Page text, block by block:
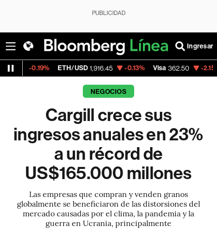
PUBLICIDAD
Ingresar
ETH/USD 1,916.45 -0.13% Visa 362.50 -2.15%
NEGOCIOS
Cargill crece sus
ingresos anuales en 23%
a un récord de
US$165.000 millones
Las empresas que compran y venden granos
globalmente se beneficiaron de las distorsiones del
mercado causadas por el clima, la pandemia y la
guerra en Ucrania, principalmente